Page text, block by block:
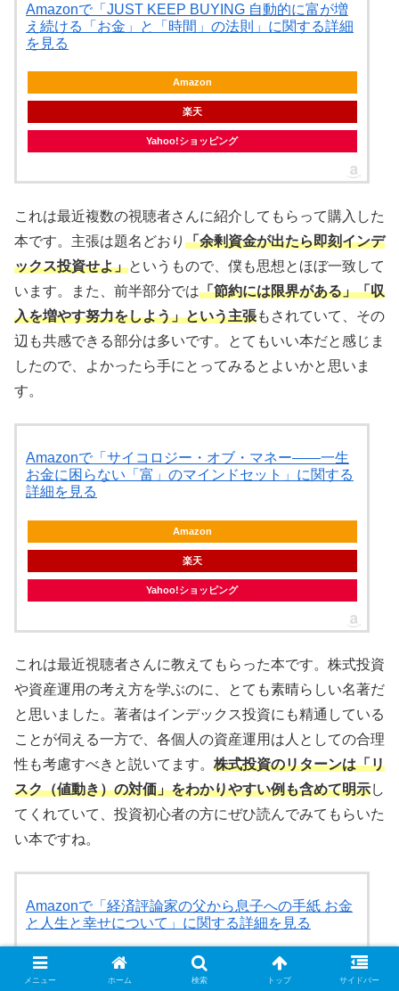
Amazonで「JUST KEEP BUYING 自動的に富が増
え続ける「お金」と「時間」の法則」に関する詳細
を見る
Amazon
楽天
Yahoo!ショッピング
これは最近複数の視聴者さんに紹介してもらって購入した
本です。主張は題名どおり 「余剰資金が出たら即刻インデ
ックス投資せよ」というもので、僕も思想とほぼ一致して
います。また、前半部分では「節約には限界がある」「収
入を増やす努力をしよう」という主張もされていて、その
辺も共感できる部分は多いです。とてもいい本だと感じま
したので、よかったら手にとってみるとよいかと思いま
す。
Amazonで「サイコロジー・オブ・マネー――一生
お金に困らない「富」のマインドセット」に関する
詳細を見る
Amazon
楽天
Yahoo!ショッピング
これは最近視聴者さんに教えてもらった本です。株式投資
や資産運用の考え方を学ぶのに、とても素晴らしい名著だ
と思いました。著者はインデックス投資にも精通している
ことが伺える一方で、各個人の資産運用は人としての合理
性も考慮すべきと説いてます。 株式投資のリターンは「リ
スク（値動き）の対価」をわかりやすい例も含めて明示し
てくれていて、投資初心者の方にぜひ読んでみてもらいた
い本ですね。
Amazonで「経済評論家の父から息子への手紙 お金
と人生と幸せについて」に関する詳細を見る
Amazon
メニュー ホーム 検索 トップ サイドバー